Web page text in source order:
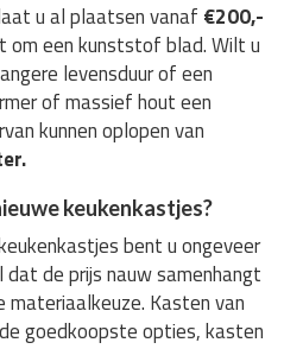
u al plaatsen vanaf €200,-
een kunststof blad. Wilt u
levensduur of een
of massief hout een
kunnen oplopen van
keukenkastjes?
bent u ongeveer
de prijs nauw samenhangt
Kasten van
goedkoopste opties, kasten